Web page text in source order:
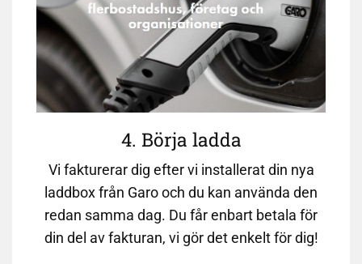
4. Börja ladda
Vi fakturerar dig efter vi installerat din nya
laddbox från Garo och du kan använda den
redan samma dag. Du får enbart betala för
din del av fakturan, vi gör det enkelt för dig!